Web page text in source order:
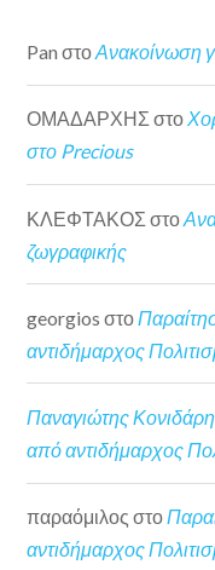
Pan στοΑνακοίνωση
ΟΜΑΔΑΡΧΗΣ στο
στο Precious
ΚΛΕΦΤΑΚΟΣ στο
ζωγραφικής
georgios στο
αντιδήμαρχος
Παναγιώτης
από αντιδήμαρχος
παραόμιλος στο
αντιδήμαρχος